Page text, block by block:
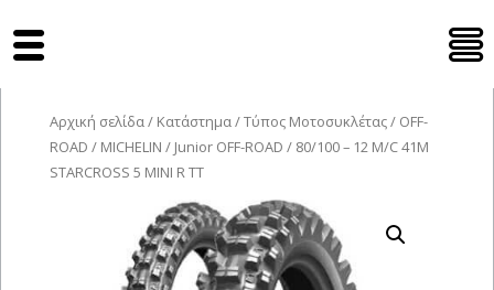
Αρχική σελίδα/ Κατάστημα/Τύπος Μοτοσυκλέτας/ OFF-
ROAD / MICHELIN / Junior OFF-ROAD / 80/100 – 12 M/C 41M
STARCROSS 5 MINI R TT